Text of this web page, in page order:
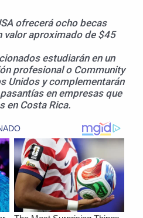
ofrecerá ocho becas
valor aproximado de $45
estudiarán en un
profesional o Community
Unidos y complementarán
en empresas que
en Costa Rica.